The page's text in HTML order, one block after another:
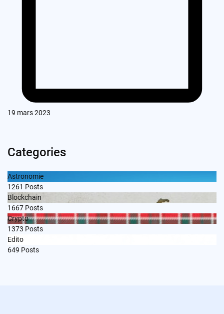
19 mars 2023
Categories
Astronomie
1261 Posts
Blockchain
1667 Posts
Crypto
1373 Posts
Edito
649 Posts